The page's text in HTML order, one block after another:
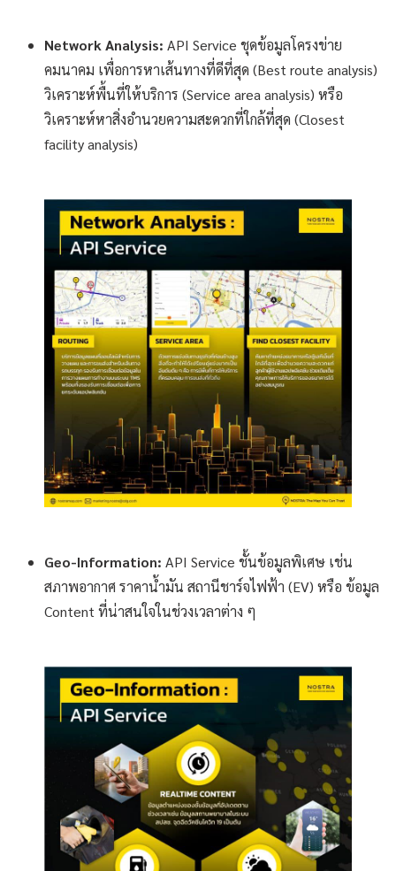
Network Analysis: API Service ชุดข้อมูลโครงข่าย
คมนาคม เพื่อการหาเส้นทางที่ดีที่สุด (Best route analysis)
วิเคราะห์พื้นที่ให้บริการ (Service area analysis) หรือ
วิเคราะห์หาสิ่งอำนวยความสะดวกที่ใกล้ที่สุด (Closest
facility analysis)
Geo-Information: API Service ชั้นข้อมูลพิเศษ เช่น
สภาพอากาศ ราคาน้ำมัน สถานีชาร์จไฟฟ้า (EV) หรือ ข้อมูล
Content ที่น่าสนใจในช่วงเวลาต่าง ๆ